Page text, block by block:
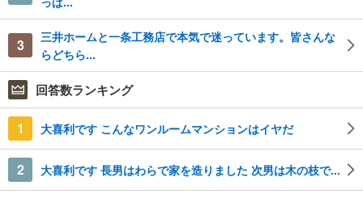
3
三井ホームと一条工務店で本気で迷っています。皆さんな
らどちら...
回答数ランキング
1 大喜利です こんなワンルームマンションはイヤだ
2 大喜利です 長男はわらで家を造りました 次男は木の枝で...